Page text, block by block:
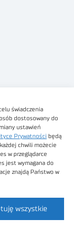
świadczenia
dostosowany do
ustawień
Prywatności będą
chwili możecie
w przeglądarce
jest wymagana do
znajdą Państwo w
wszystkie